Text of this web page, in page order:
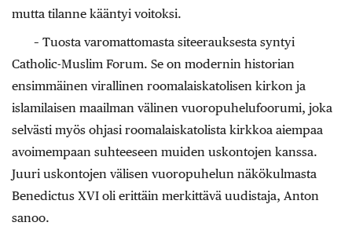
mutta tilanne kääntyi voitoksi.
– Tuosta varomattomasta siteerauksesta syntyi
Catholic-Muslim Forum. Se on modernin historian
ensimmäinen virallinen roomalaiskatolisen kirkon ja
islamilaisen maailman välinen vuoropuhelufoorumi, joka
selvästi myös ohjasi roomalaiskatolista kirkkoa aiempaa
avoimempaan suhteeseen muiden uskontojen kanssa.
Juuri uskontojen välisen vuoropuhelun näkökulmasta
Benedictus XVI oli erittäin merkittävä uudistaja, Anton
sanoo.